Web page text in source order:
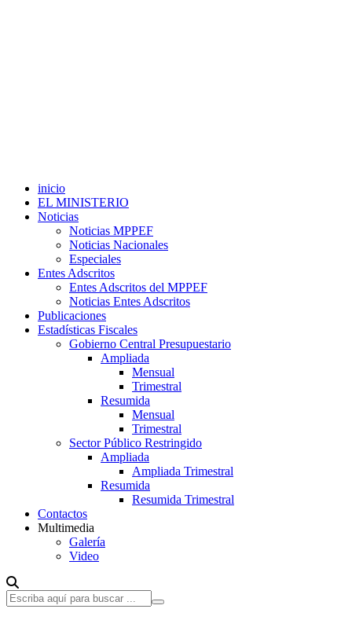
inicio
EL MINISTERIO
Noticias
Noticias MPPEF
Noticias Nacionales
Especiales
Entes Adscritos
Entes Adscritos del MPPEF
Noticias Entes Adscritos
Publicaciones
Estadísticas Fiscales
Gobierno Central Presupuestario
Ampliada
Mensual
Trimestral
Resumida
Mensual
Trimestral
Sector Público Restringido
Ampliada
Ampliada Trimestral
Resumida
Resumida Trimestral
Contactos
Multimedia
Galería
Video